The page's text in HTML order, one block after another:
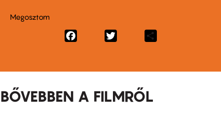
Megosztom
Facebook
BŐVEBBEN A FILMRŐL